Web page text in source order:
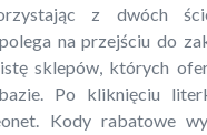
z dwóch
na przejściu do
sklepów, których
Po kliknięciu
Kody rabatowe